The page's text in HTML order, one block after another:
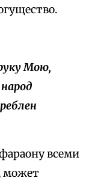
Мою,
всеми
может